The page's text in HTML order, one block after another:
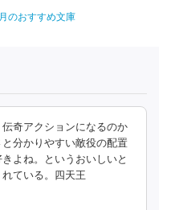
のおすすめ文庫
奇アクションになるのか
分かりやすい敵役の配置
よね。というおいしいと
ている。四天王